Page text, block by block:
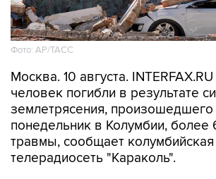
Фото: АР/ТАСС
Москва. 10 августа.
человек погибли в результате
землетрясения, произошедшего
понедельник в Колумбии, более
травмы, сообщает колумбийская
телерадиосеть "Караколь".